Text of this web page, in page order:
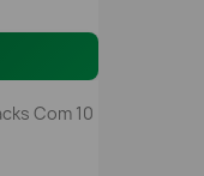
Com 10